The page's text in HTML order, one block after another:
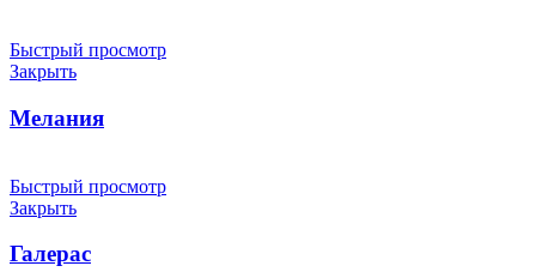
Быстрый просмотр
Закрыть
Мелания
Быстрый просмотр
Закрыть
Галерас